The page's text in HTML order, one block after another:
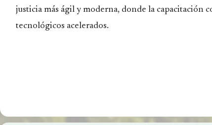
justicia más ágil y moderna, donde la capacitación
tecnológicos acelerados.